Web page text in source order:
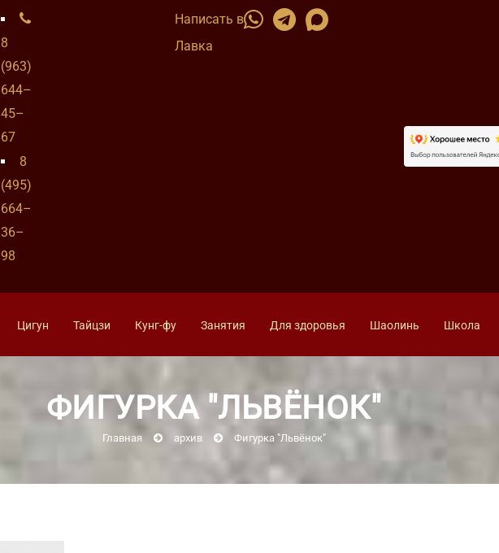
8
(963)
644–
45–
67
8
(495)
664–
36–
98
Написать в
Лавка
Цигун Тайцзи Кунг-фу Занятия Для здоровья Шаолинь Школа
ФИГУРКА "ЛЬВЁНОК"
Главная архив Фигурка "Львёнок"